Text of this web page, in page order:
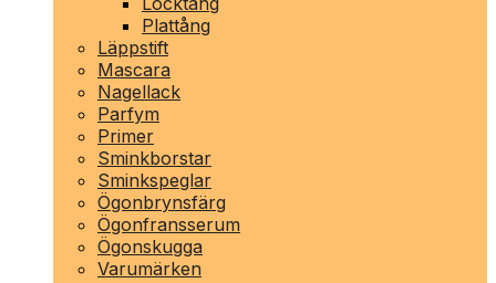
Plattång
Läppstift
Mascara
Nagellack
Parfym
Primer
Sminkborstar
Sminkspeglar
Ögonbrynsfärg
Ögonfransserum
Ögonskugga
Varumärken